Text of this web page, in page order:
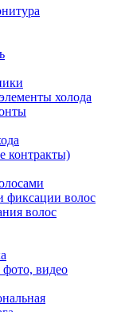
холода
контракты)
фиксации волос
волос
фото, видео